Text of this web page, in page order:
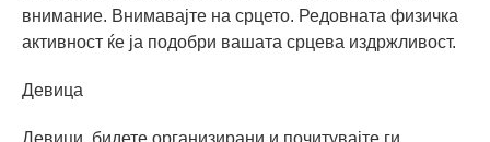
внимание. Внимавајте на срцето. Редовната физичка
активност ќе ја подобри вашата срцева издржливост.
Девица
Девици, бидете организирани и почитувајте ги